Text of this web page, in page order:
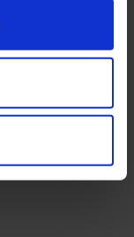
mocy max 60W,
LED. Oprawa
a także w